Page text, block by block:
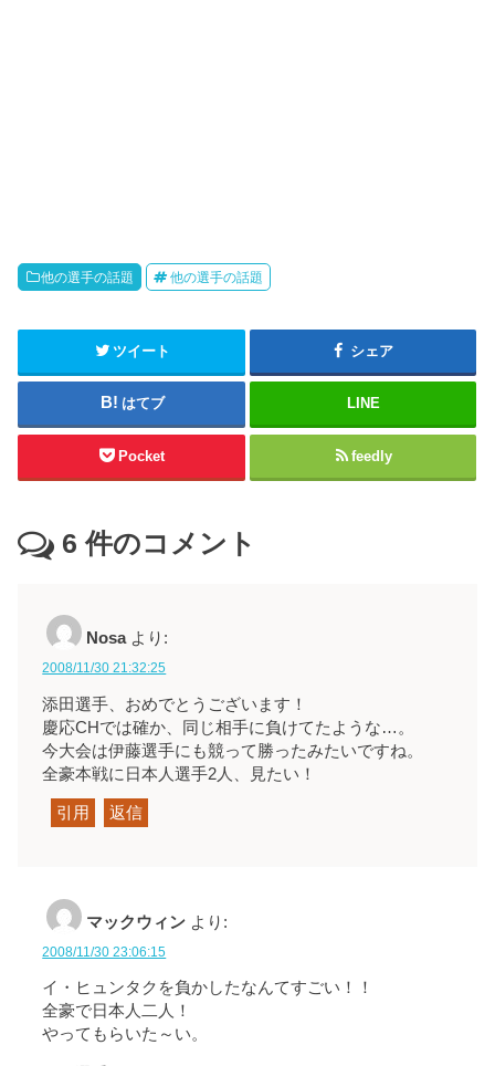
他の選手の話題 他の選手の話題
ツイート シェア
はてブ LINE
Pocket feedly
6 件のコメント
Nosa より:
2008/11/30 21:32:25
添田選手、おめでとうございます！
慶応CHでは確か、同じ相手に負けてたような…。
今大会は伊藤選手にも競って勝ったみたいですね。
全豪本戦に日本人選手2人、見たい！
引用 返信
マックウィン より:
2008/11/30 23:06:15
イ・ヒュンタクを負かしたなんてすごい！！
全豪で日本人二人！
やってもらいた～い。